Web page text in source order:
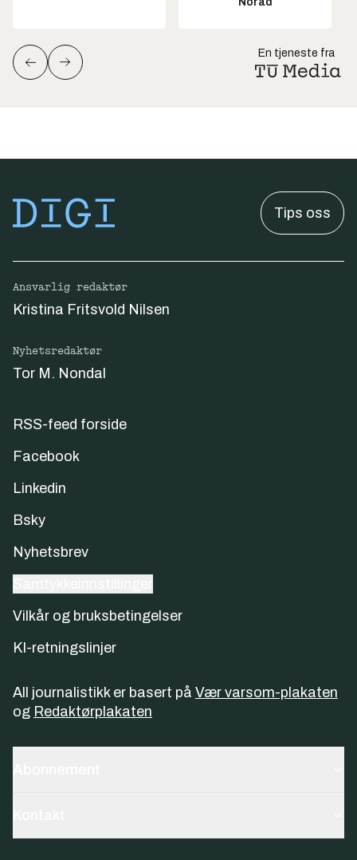
En tjeneste fra
Tips oss
Ansvarlig redaktør
Kristina Fritsvold Nilsen
Nyhetsredaktør
Tor M. Nondal
RSS-feed forside
Facebook
Linkedin
Bsky
Nyhetsbrev
Vilkår og bruksbetingelser
KI-retningslinjer
All journalistikk er basert på Vær varsom-plakaten
og Redaktørplakaten